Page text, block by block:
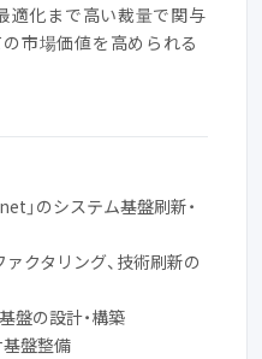
適化まで高い裁量で関与
の市場価値を高められる
」のシステム基盤刷新・
クタリング、技術刷新の
盤の設計・構築
盤整備